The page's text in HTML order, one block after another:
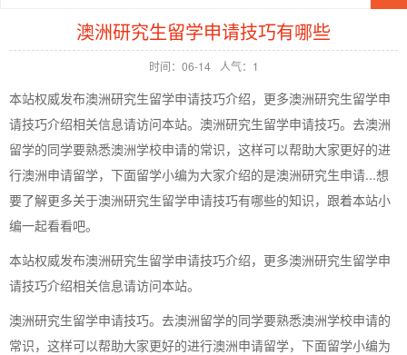
澳洲研究生留学申请技巧有哪些
时间：06-14 人气：1
本站权威发布澳洲研究生留学申请技巧介绍，更多澳洲研究生留学申
请技巧介绍相关信息请访问本站。澳洲研究生留学申请技巧。去澳洲
留学的同学要熟悉澳洲学校申请的常识，这样可以帮助大家更好的进
行澳洲申请留学，下面留学小编为大家介绍的是澳洲研究生申请...想
要了解更多关于澳洲研究生留学申请技巧有哪些的知识，跟着本站小
编一起看看吧。
本站权威发布澳洲研究生留学申请技巧介绍，更多澳洲研究生留学申
请技巧介绍相关信息请访问本站。
澳洲研究生留学申请技巧。去澳洲留学的同学要熟悉澳洲学校申请的
常识，这样可以帮助大家更好的进行澳洲申请留学，下面留学小编为